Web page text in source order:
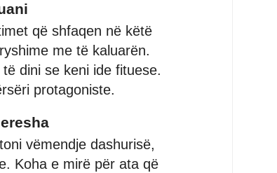
që shfaqen në këtë
me të kaluarën.
dini se keni ide fituese.
protagoniste.
vëmendje dashurisë,
Koha e mirë për ata që